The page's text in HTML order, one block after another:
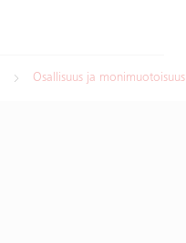
Osallisuus ja monimuotoisuus